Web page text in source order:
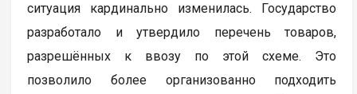
ситуация кардинально изменилась. Государство
разработало и утвердило перечень товаров,
разрешённых к ввозу по этой схеме. Это
позволило более организованно подходить